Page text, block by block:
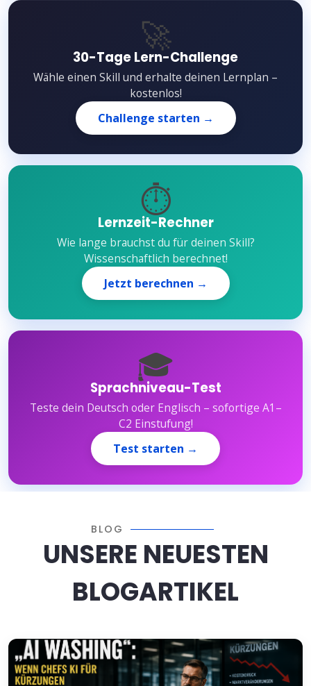
🚀
30-Tage Lern-Challenge
Wähle einen Skill und erhalte deinen Lernplan –
kostenlos!
Challenge starten →
⏱️
Lernzeit-Rechner
Wie lange brauchst du für deinen Skill?
Wissenschaftlich berechnet!
Jetzt berechnen →
🎓
Sprachniveau-Test
Teste dein Deutsch oder Englisch – sofortige A1–
C2 Einstufung!
Test starten →
BLOG
UNSERE NEUESTEN
BLOGARTIKEL